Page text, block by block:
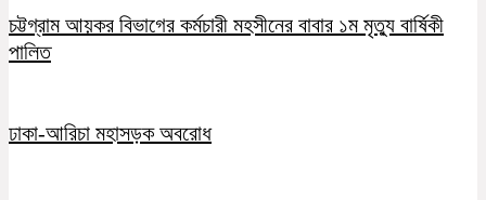
চট্টগ্রাম আয়কর বিভাগের কর্মচারী মহসীনের বাবার ১ম মৃত্যু বার্ষিকী
পালিত
ঢাকা-আরিচা মহাসড়ক অবরোধ